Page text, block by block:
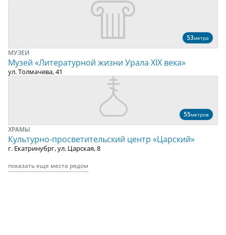
53метра
МУЗЕИ
Музей «Литературной жизни Урала ХIХ века»
ул. Толмачева, 41
55метров
ХРАМЫ
Культурно-просветительский центр «Царский»
г. Екатринубрг, ул. Царская, 8
показать еще места рядом